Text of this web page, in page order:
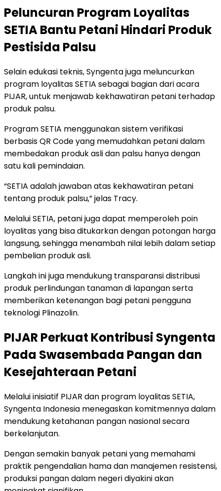
Peluncuran Program Loyalitas
SETIA Bantu Petani Hindari Produk
Pestisida Palsu
Selain edukasi teknis, Syngenta juga meluncurkan
program loyalitas SETIA sebagai bagian dari acara
PIJAR, untuk menjawab kekhawatiran petani terhadap
produk palsu.
Program SETIA menggunakan sistem verifikasi
berbasis QR Code yang memudahkan petani dalam
membedakan produk asli dan palsu hanya dengan
satu kali pemindaian.
“SETIA adalah jawaban atas kekhawatiran petani
tentang produk palsu,” jelas Tracy.
Melalui SETIA, petani juga dapat memperoleh poin
loyalitas yang bisa ditukarkan dengan potongan harga
langsung, sehingga menambah nilai lebih dalam setiap
pembelian produk asli.
Langkah ini juga mendukung transparansi distribusi
produk perlindungan tanaman di lapangan serta
memberikan ketenangan bagi petani pengguna
teknologi Plinazolin.
PIJAR Perkuat Kontribusi Syngenta
Pada Swasembada Pangan dan
Kesejahteraan Petani
Melalui inisiatif PIJAR dan program loyalitas SETIA,
Syngenta Indonesia menegaskan komitmennya dalam
mendukung ketahanan pangan nasional secara
berkelanjutan.
Dengan semakin banyak petani yang memahami
praktik pengendalian hama dan manajemen resistensi,
produksi pangan dalam negeri diyakini akan